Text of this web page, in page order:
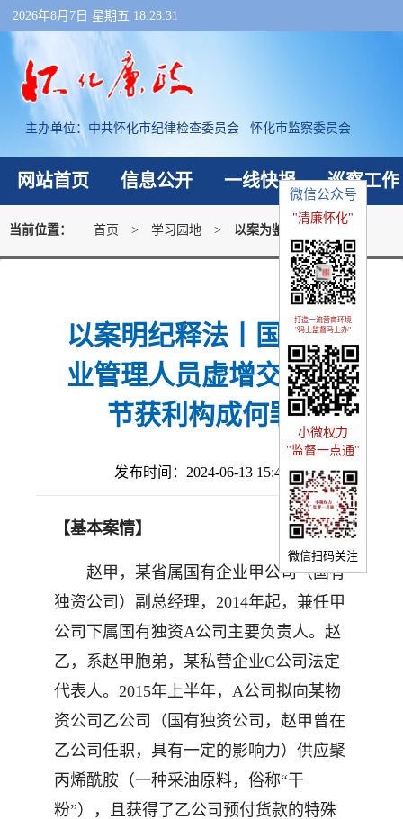
微信公众号
"清廉怀化"
打造一流营商环境
"码上监督马上办"
小微权力
"监督一点通"
微信扫码关注
2026年8月7日 星期五 18:28:31
主办单位： 中共怀化市纪律检查委员会 怀化市监察委员会
网站首页 信息公开 一线快报 巡察工作
当前位置： 首页 > 学习园地 > 以案为鉴
以案明纪释法丨国有企
业管理人员虚增交易环
节获利构成何罪
发布时间：2024-06-13 15:45
【基本案情】
赵甲，某省属国有企业甲公司（国有
独资公司）副总经理，2014年起，兼任甲
公司下属国有独资A公司主要负责人。赵
乙，系赵甲胞弟，某私营企业C公司法定
代表人。2015年上半年，A公司拟向某物
资公司乙公司（国有独资公司，赵甲曾在
乙公司任职，具有一定的影响力）供应聚
丙烯酰胺（一种采油原料，俗称“干
粉”），且获得了乙公司预付货款的特殊